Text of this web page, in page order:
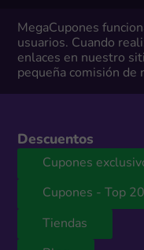
MegaCupones
usuarios. Cuando
enlaces en nuestro
pequeña comisión de
Descuentos
Cupones
Cupones - Top 20
Tiendas